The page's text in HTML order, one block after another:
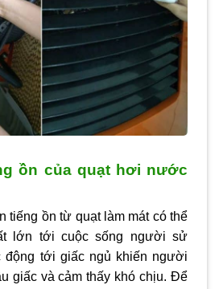
ồn của quạt hơi nước
tiếng ồn từ quạt làm mát có thể
lớn tới cuộc sống người sử
động tới giấc ngủ khiến người
giấc và cảm thấy khó chịu. Để